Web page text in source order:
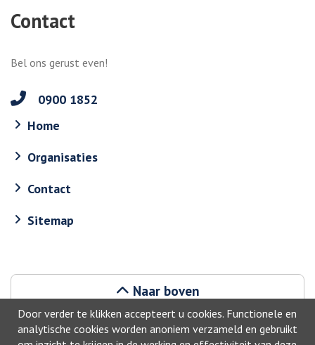
Door verder te klikken accepteert u cookies. Functionele en
analytische cookies worden anoniem verzameld en gebruikt
Contact
Bel ons gerust even!
0900 1852
Home
Organisaties
Contact
Sitemap
Naar boven